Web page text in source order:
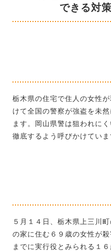
できる対
栃木県の住宅で住人の女性
けて全国の警察が強盗を未
ます。岡山県警は狙われに
徹底するよう呼びかけていま
５月１４日、栃木県上三川
の家に住む６９歳の女性が
までに実行役とみられる１